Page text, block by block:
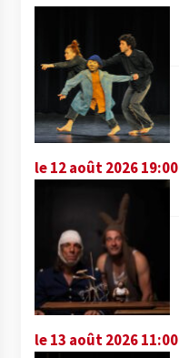
le 12 août 2026 19:00
le 13 août 2026 11:00